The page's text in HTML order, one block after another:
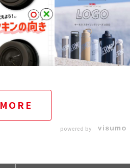
MORE
powered by